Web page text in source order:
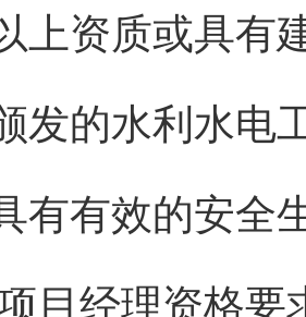
上资质或具
发的水利水电
有有效的安全
目经理资格